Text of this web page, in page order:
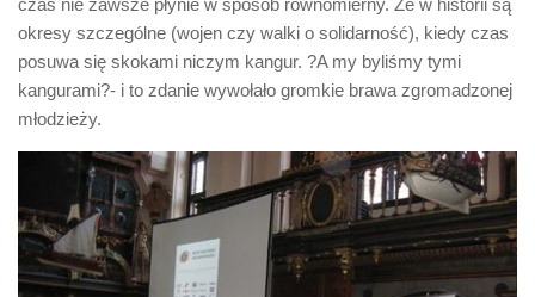
czas nie zawsze płynie w sposób równomierny. Że w historii są
okresy szczególne (wojen czy walki o solidarność), kiedy czas
posuwa się skokami niczym kangur. ?A my byliśmy tymi
kangurami?- i to zdanie wywołało gromkie brawa zgromadzonej
młodzieży.